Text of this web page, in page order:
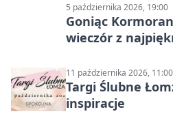
5 października 2026, 19:00
Goniąc
wieczór z
11 października 2026, 11:00
Targi Ślubne
inspiracje